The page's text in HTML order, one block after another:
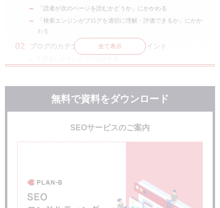
「読者が次のページを読むかどうか」にかかわる
「検索エンジンがブログを適切に理解・評価できるか」にかか
わる
ブログのカテゴリ構造を決める際のポイント
ブログのカテゴリとタグの役割分けについて
全て表示
無料で資料をダウンロード
SEOサービスのご案内